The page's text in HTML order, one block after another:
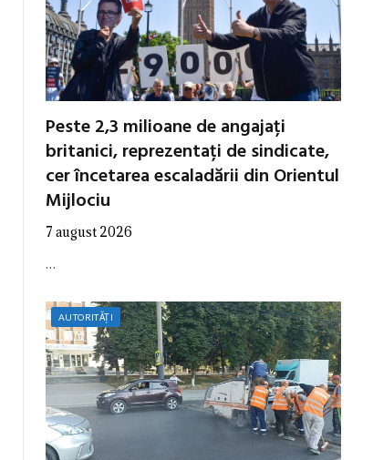
Peste 2,3 milioane de angajați
britanici, reprezentați de sindicate,
cer încetarea escaladării din Orientul
Mijlociu
7 august 2026
…
AUTORITĂȚI